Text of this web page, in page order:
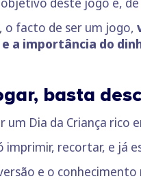
o facto de ser um jogo,
a importância do
basta
um Dia da Criança
imprimir, recortar, e já
e o